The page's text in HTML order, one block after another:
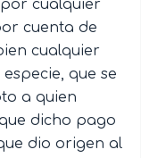
cualquier
cuenta de
cualquier
que se
a quien
dicho pago
dio origen al